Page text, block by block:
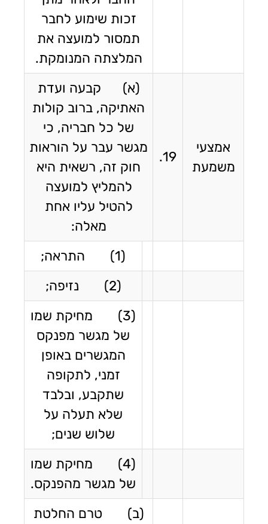
זכות שימוע לחבר
תמסור למועצה את
המלצתה המנומקת.
אמצעי
משמעת
19.
(א) קבעה ועדת
האתיקה, ברוב קולות
של כל חבריה, כי
מגשר עבר על הוראות
חוק זה, רשאית היא
להמליץ למועצה
להטיל עליו אחת
מאלה:
(1) התראה;
(2) נזיפה;
(3) מחיקת שמו
של מגשר מפנקס
המגשרים באופן
זמני, לתקופה
שתקבע, ובלבד
שלא תעלה על
שלוש שנים;
(4) מחיקת שמו
של מגשר מהפנקס.
(ב) טרם החלטת